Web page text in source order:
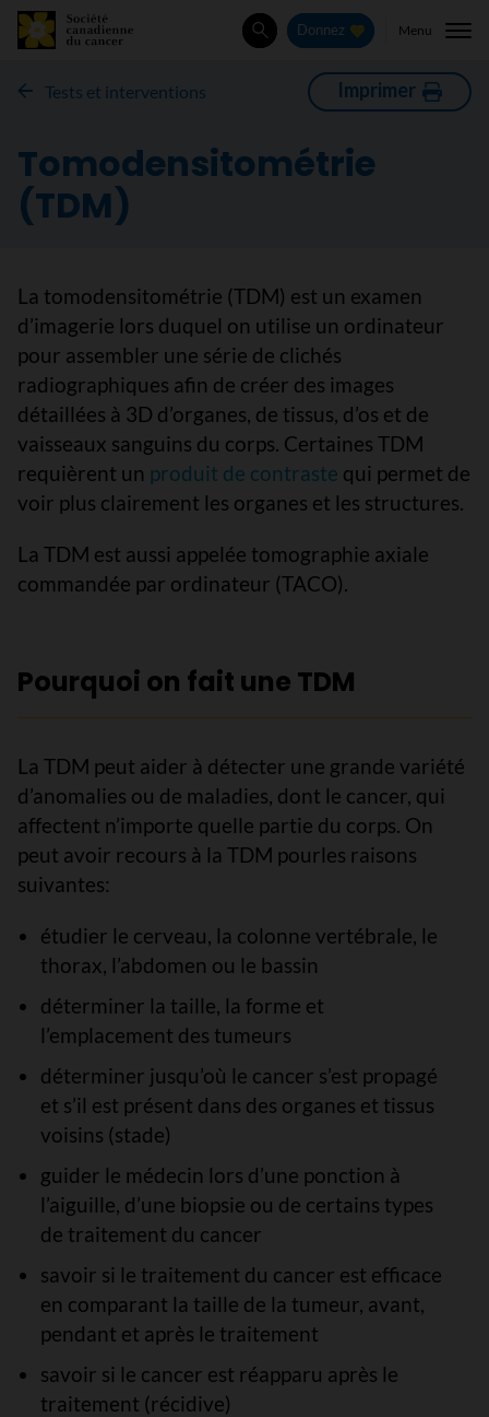
Rechercher
Donnez Menu
Tests et interventions Imprimer
Tomodensitométrie
(TDM)
La tomodensitométrie (TDM) est un examen
d’imagerie lors duquel on utilise un ordinateur
pour assembler une série de clichés
radiographiques afin de créer des images
détaillées à 3D d’organes, de tissus, d’os et de
vaisseaux sanguins du corps. Certaines TDM
requièrent un produit de contraste qui permet de
voir plus clairement les organes et les structures.
La TDM est aussi appelée tomographie axiale
commandée par ordinateur (TACO).
Pourquoi on fait une TDM
La TDM peut aider à détecter une grande variété
d’anomalies ou de maladies, dont le cancer, qui
affectent n’importe quelle partie du corps. On
peut avoir recours à la TDM pourles raisons
suivantes:
étudier le cerveau, la colonne vertébrale, le
thorax, l’abdomen ou le bassin
déterminer la taille, la forme et
l’emplacement des tumeurs
déterminer jusqu’où le cancer s’est propagé
et s’il est présent dans des organes et tissus
voisins (stade)
guider le médecin lors d’une ponction à
l’aiguille, d’une biopsie ou de certains types
de traitement du cancer
savoir si le traitement du cancer est efficace
en comparant la taille de la tumeur, avant,
pendant et après le traitement
savoir si le cancer est réapparu après le
traitement (récidive)